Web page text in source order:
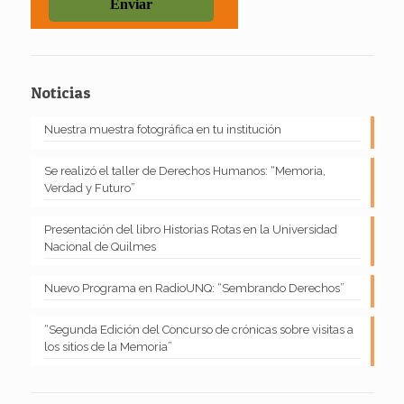
Noticias
Nuestra muestra fotográfica en tu institución
Se realizó el taller de Derechos Humanos: “Memoria,
Verdad y Futuro”
Presentación del libro Historias Rotas en la Universidad
Nacional de Quilmes
Nuevo Programa en RadioUNQ: “Sembrando Derechos”
“Segunda Edición del Concurso de crónicas sobre visitas a
los sitios de la Memoria”